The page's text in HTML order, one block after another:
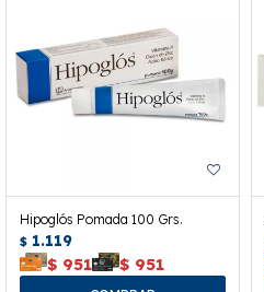
Hipoglós Pomada 100 Grs.
$ 1.119
$ 951 $ 951